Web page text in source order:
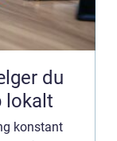
lokalt
konstant